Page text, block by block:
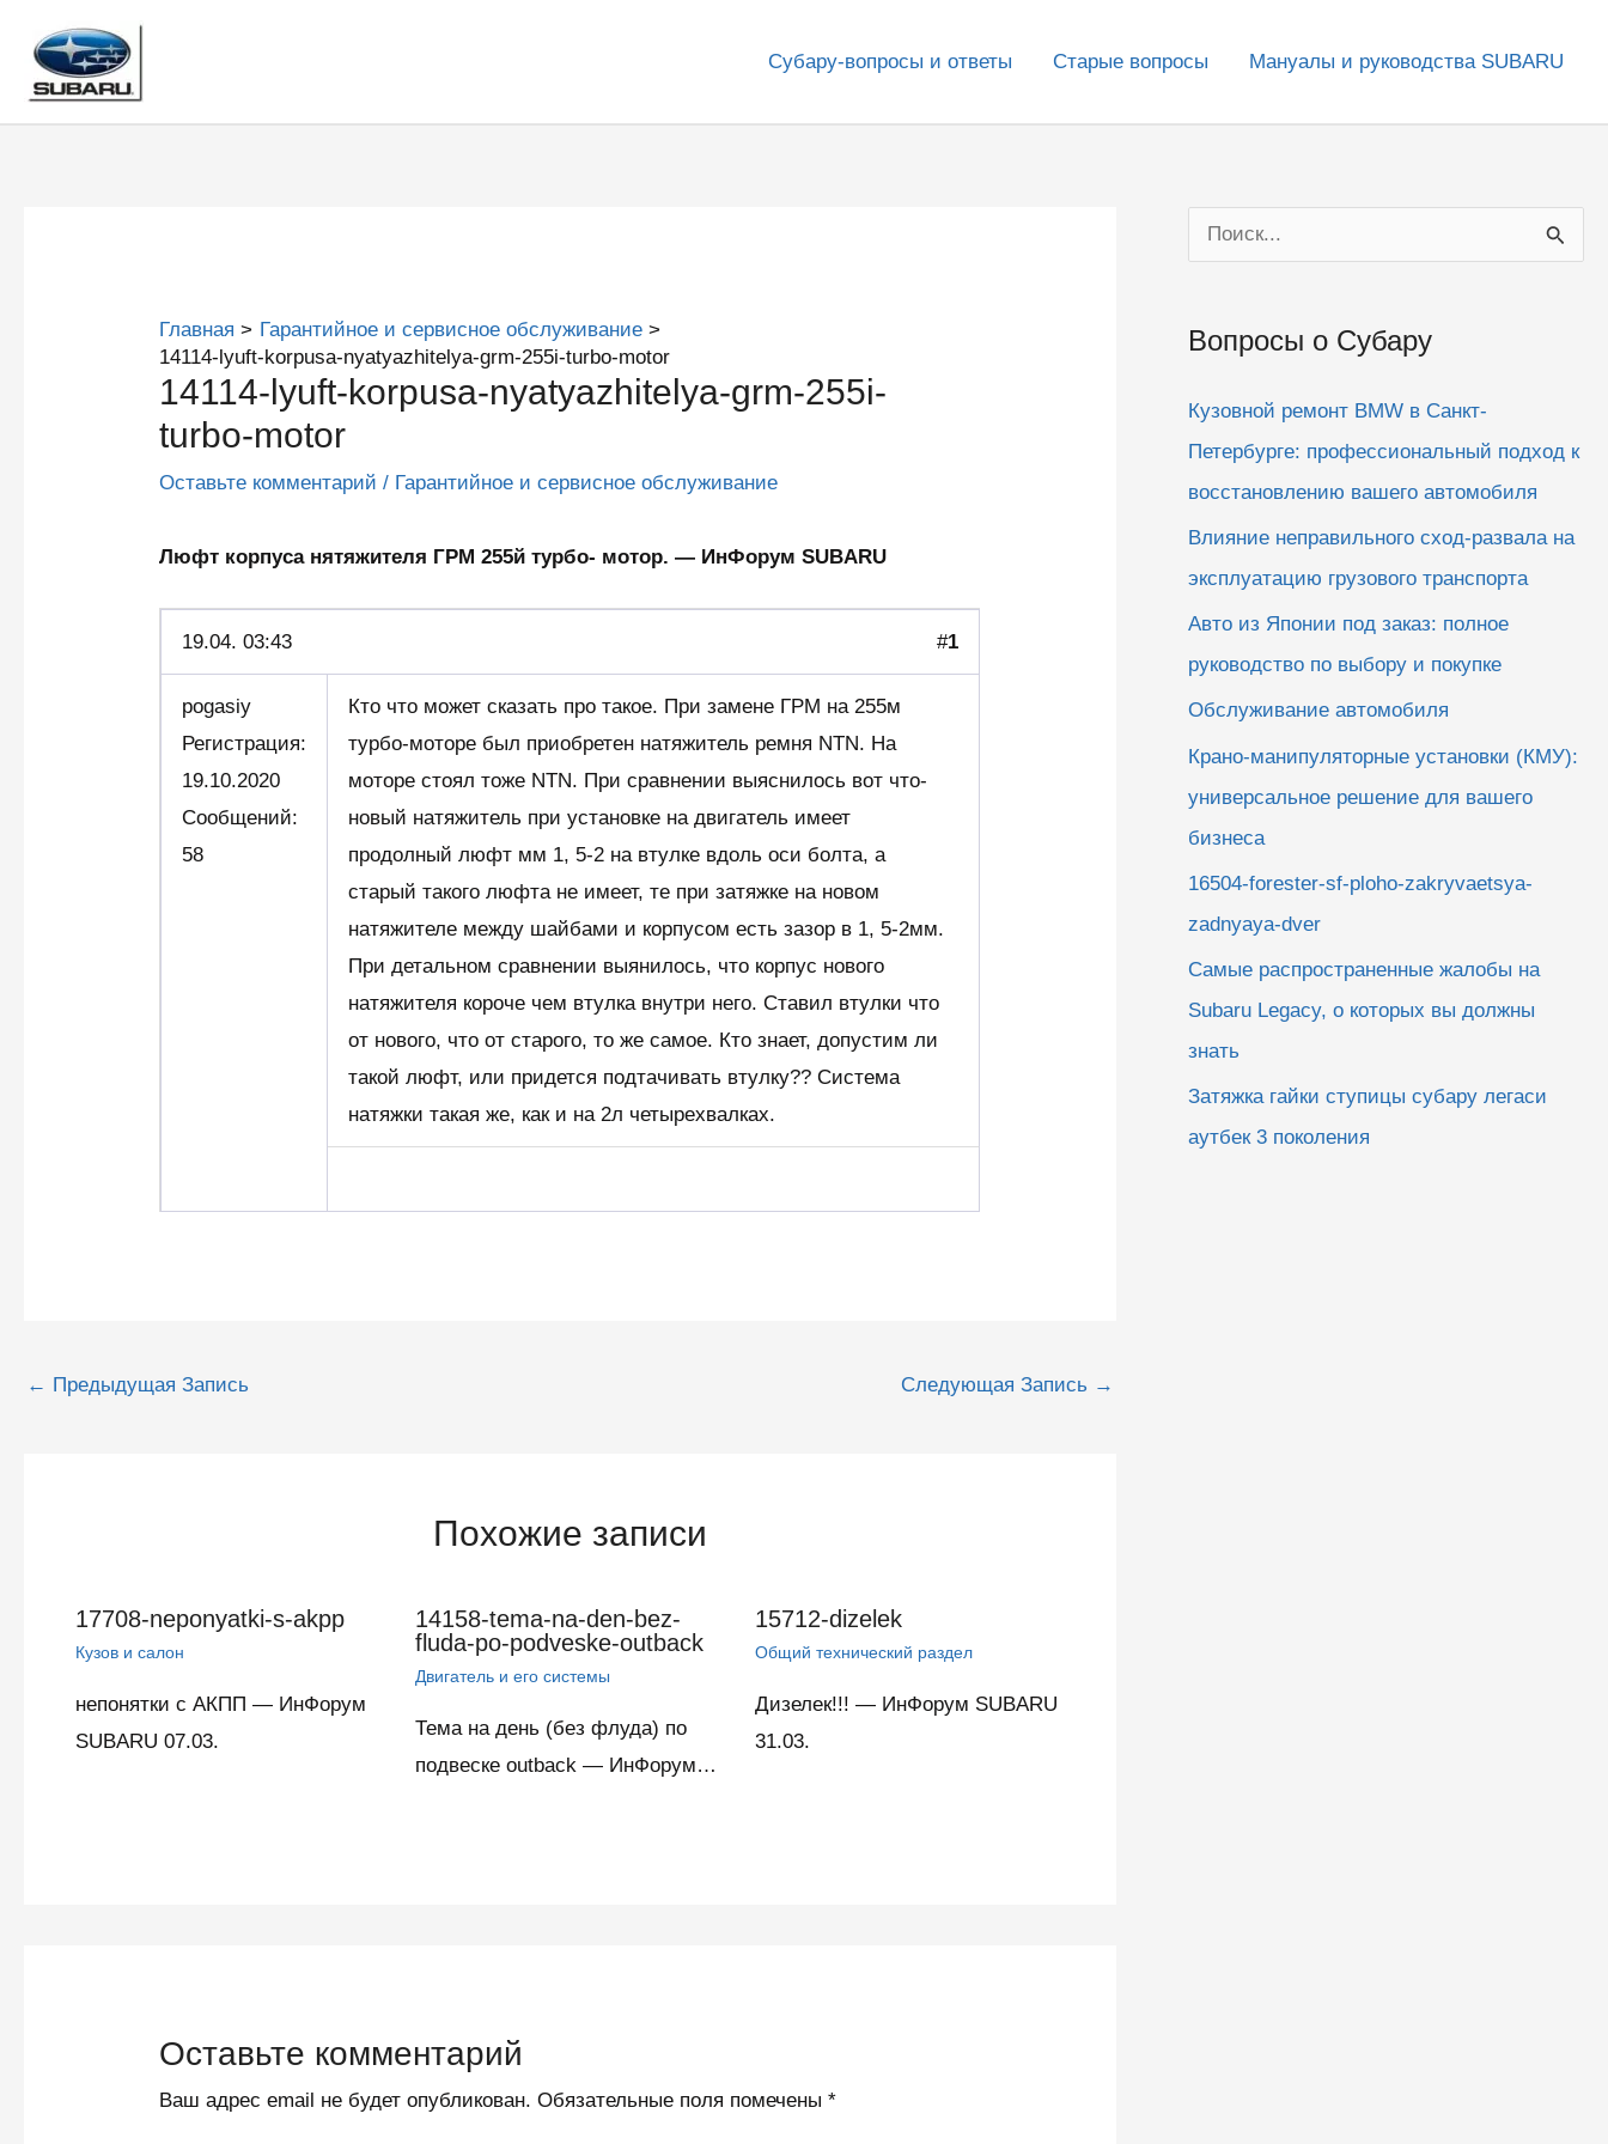
содержимому
Субару-вопросы и ответы Старые вопросы Мануалы и руководства SUBARU
Главная
Гарантийное и сервисное обслуживание
14114-lyuft-korpusa-nyatyazhitelya-grm-255i-turbo-motor
14114-lyuft-korpusa-nyatyazhitelya-grm-255i-
turbo-motor
Оставьте комментарий / Гарантийное и сервисное обслуживание
Люфт корпуса нятяжителя ГРМ 255й турбо- мотор. — ИнФорум SUBARU
19.04. 03:43 #1
pogasiy
Регистрация:
19.10.2020
Сообщений:
58
Кто что может сказать про такое. При замене ГРМ на 255м
турбо-моторе был приобретен натяжитель ремня NTN. На
моторе стоял тоже NTN. При сравнении выяснилось вот что-
новый натяжитель при установке на двигатель имеет
продолный люфт мм 1, 5-2 на втулке вдоль оси болта, а
старый такого люфта не имеет, те при затяжке на новом
натяжителе между шайбами и корпусом есть зазор в 1, 5-2мм.
При детальном сравнении выянилось, что корпус нового
натяжителя короче чем втулка внутри него. Ставил втулки что
от нового, что от старого, то же самое. Кто знает, допустим ли
такой люфт, или придется подтачивать втулку?? Система
натяжки такая же, как и на 2л четырехвалках.
Навигация
← Предыдущая Запись Следующая Запись →
Похожие записи
17708-neponyatki-s-akpp
Кузов и салон
непонятки с АКПП — ИнФорум
SUBARU 07.03.
14158-tema-na-den-bez-
fluda-po-podveske-outback
Двигатель и его системы
Тема на день (без флуда) по
подвеске outback — ИнФорум…
15712-dizelek
Общий технический раздел
Дизелек!!! — ИнФорум SUBARU
31.03.
Оставьте комментарий
Ваш адрес email не будет опубликован. Обязательные поля помечены*
о
с
Вопросы о Субару
Кузовной ремонт BMW в Санкт-
Петербурге: профессиональный подход к
восстановлению вашего автомобиля
Влияние неправильного сход-развала на
эксплуатацию грузового транспорта
Авто из Японии под заказ: полное
руководство по выбору и покупке
Обслуживание автомобиля
Крано-манипуляторные установки (КМУ):
универсальное решение для вашего
бизнеса
16504-forester-sf-ploho-zakryvaetsya-
zadnyaya-dver
Самые распространенные жалобы на
Subaru Legacy, о которых вы должны
знать
Затяжка гайки ступицы субару легаси
аутбек 3 поколения